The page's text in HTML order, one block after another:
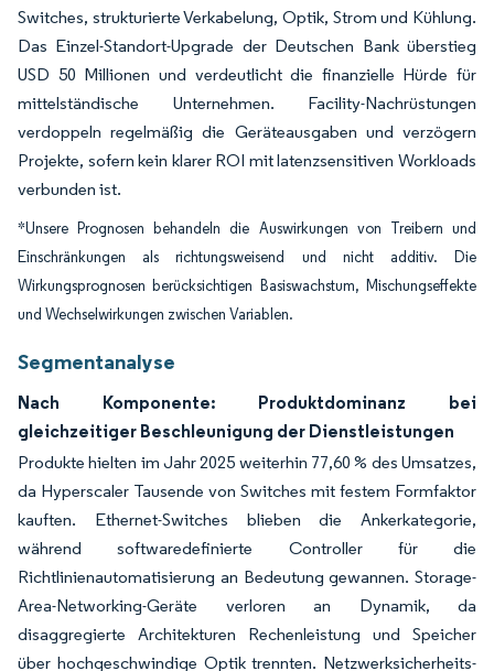
Switches, strukturierte Verkabelung, Optik, Strom und Kühlung.
Das Einzel-Standort-Upgrade der Deutschen Bank überstieg
USD 50 Millionen und verdeutlicht die finanzielle Hürde für
mittelständische Unternehmen. Facility-Nachrüstungen
verdoppeln regelmäßig die Geräteausgaben und verzögern
Projekte, sofern kein klarer ROI mit latenzsensitiven Workloads
verbunden ist.
*Unsere Prognosen behandeln die Auswirkungen von Treibern und
Einschränkungen als richtungsweisend und nicht additiv. Die
Wirkungsprognosen berücksichtigen Basiswachstum, Mischungseffekte
und Wechselwirkungen zwischen Variablen.
Segmentanalyse
Nach Komponente: Produktdominanz bei
gleichzeitiger Beschleunigung der Dienstleistungen
Produkte hielten im Jahr 2025 weiterhin 77,60 % des Umsatzes,
da Hyperscaler Tausende von Switches mit festem Formfaktor
kauften. Ethernet-Switches blieben die Ankerkategorie,
während softwaredefinierte Controller für die
Richtlinienautomatisierung an Bedeutung gewannen. Storage-
Area-Networking-Geräte verloren an Dynamik, da
disaggregierte Architekturen Rechenleistung und Speicher
über hochgeschwindige Optik trennten. Netzwerksicherheits-